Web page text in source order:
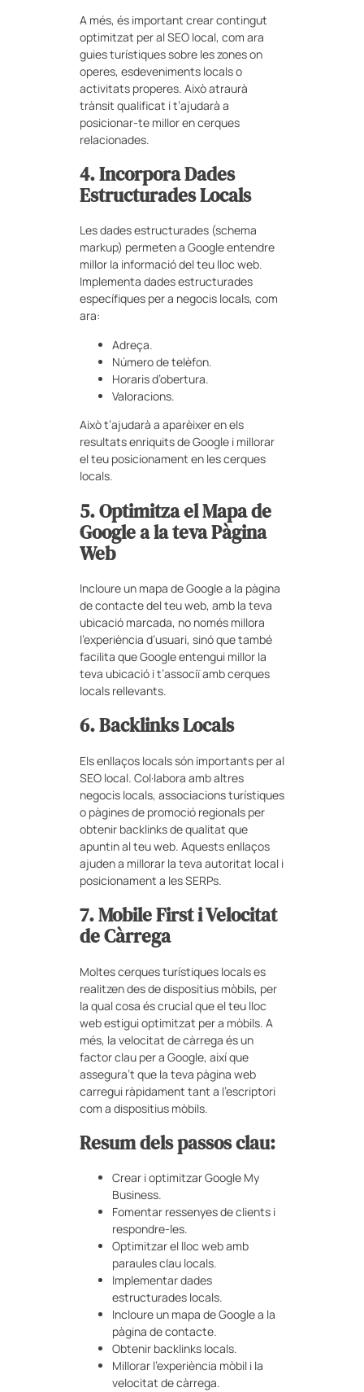
A més, és important crear contingut
optimitzat per al SEO local, com ara
guies turístiques sobre les zones on
operes, esdeveniments locals o
activitats properes. Això atraurà
trànsit qualificat i t’ajudarà a
posicionar-te millor en cerques
relacionades.
4. Incorpora Dades
Estructurades Locals
Les dades estructurades (schema
markup) permeten a Google entendre
millor la informació del teu lloc web.
Implementa dades estructurades
específiques per a negocis locals, com
ara:
Adreça.
Número de telèfon.
Horaris d’obertura.
Valoracions.
Això t’ajudarà a aparèixer en els
resultats enriquits de Google i millorar
el teu posicionament en les cerques
locals.
5. Optimitza el Mapa de
Google a la teva Pàgina
Web
Incloure un mapa de Google a la pàgina
de contacte del teu web, amb la teva
ubicació marcada, no només millora
l’experiència d’usuari, sinó que també
facilita que Google entengui millor la
teva ubicació i t’associï amb cerques
locals rellevants.
6. Backlinks Locals
Els enllaços locals són importants per al
SEO local. Col·labora amb altres
negocis locals, associacions turístiques
o pàgines de promoció regionals per
obtenir backlinks de qualitat que
apuntin al teu web. Aquests enllaços
ajuden a millorar la teva autoritat local i
posicionament a les SERPs.
7. Mobile First i Velocitat
de Càrrega
Moltes cerques turístiques locals es
realitzen des de dispositius mòbils, per
la qual cosa és crucial que el teu lloc
web estigui optimitzat per a mòbils. A
més, la velocitat de càrrega és un
factor clau per a Google, així que
assegura’t que la teva pàgina web
carregui ràpidament tant a l’escriptori
com a dispositius mòbils.
Resum dels passos clau:
Crear i optimitzar Google My
Business.
Fomentar ressenyes de clients i
respondre-les.
Optimitzar el lloc web amb
paraules clau locals.
Implementar dades
estructurades locals.
Incloure un mapa de Google a la
pàgina de contacte.
Obtenir backlinks locals.
Millorar l’experiència mòbil i la
velocitat de càrrega.